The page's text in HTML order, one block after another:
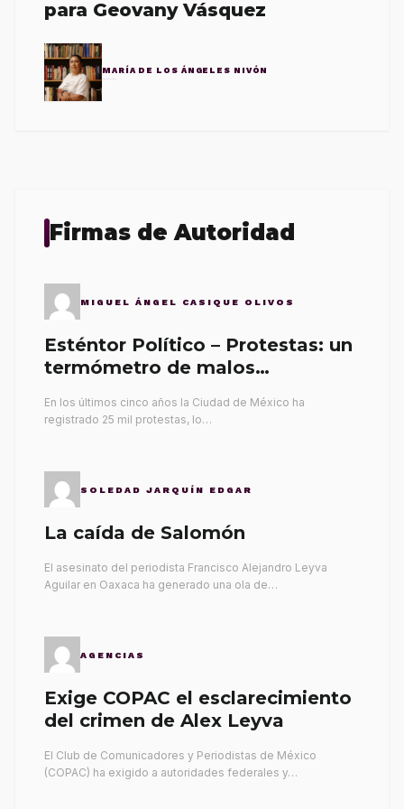
para Geovany Vásquez
MARÍA DE LOS ÁNGELES NIVÓN
Firmas de Autoridad
MIGUEL ÁNGEL CASIQUE OLIVOS
Esténtor Político – Protestas: un
termómetro de malos
En los últimos cinco años la Ciudad de México ha
registrado 25 mil protestas, lo…
SOLEDAD JARQUÍN EDGAR
La caída de Salomón
El asesinato del periodista Francisco Alejandro Leyva
Aguilar en Oaxaca ha generado una ola de…
AGENCIAS
Exige COPAC el esclarecimiento
del crimen de Alex Leyva
El Club de Comunicadores y Periodistas de México
(COPAC) ha exigido a autoridades federales y…